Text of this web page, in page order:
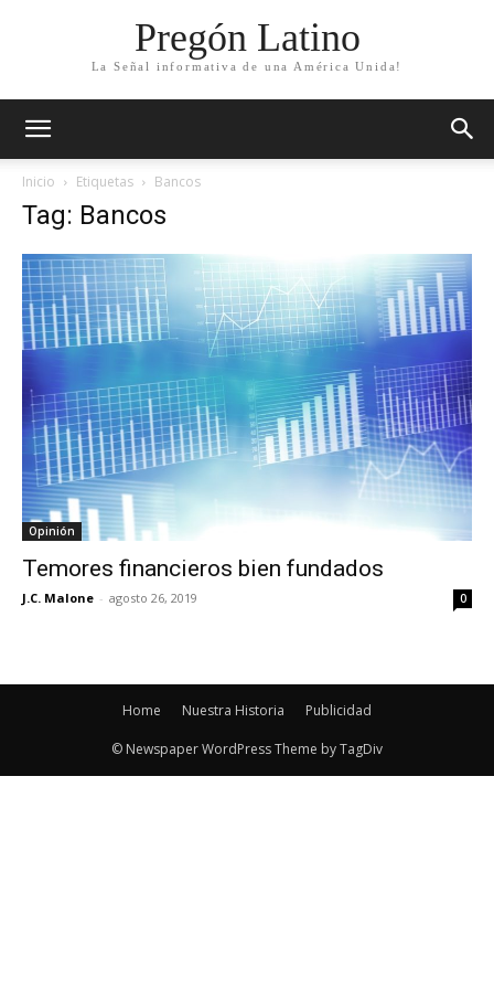
Pregón Latino
La Señal informativa de una América Unida!
Inicio Etiquetas Bancos
Tag: Bancos
Opinión
Temores financieros bien fundados
J.C. Malone - agosto 26, 2019 0
Home Nuestra Historia Publicidad
© Newspaper WordPress Theme by TagDiv